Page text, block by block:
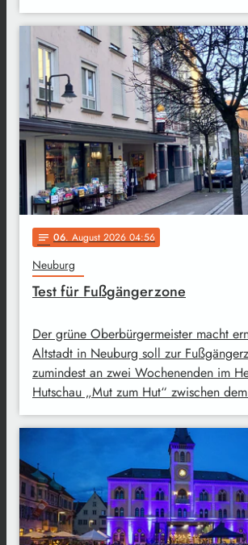
notes 06. August 2026 04:56
Neuburg
Test für Fußgängerzone
Der grüne Oberbürgermeister macht
Altstadt in Neuburg soll zur
zumindest an zwei Wochenenden im
Hutschau „Mut zum Hut“ zwischen